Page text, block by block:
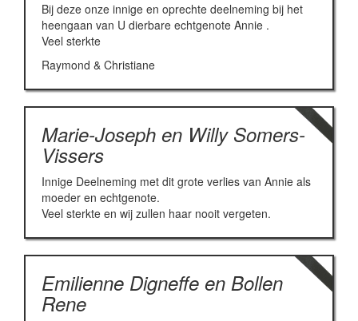
Bij deze onze innige en oprechte deelneming bij het
heengaan van U dierbare echtgenote Annie .
Veel sterkte
Raymond & Christiane
Marie-Joseph en Willy Somers-
Vissers
Innige Deelneming met dit grote verlies van Annie als
moeder en echtgenote.
Veel sterkte en wij zullen haar nooit vergeten.
Emilienne Digneffe en Bollen
Rene